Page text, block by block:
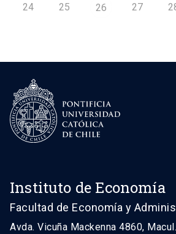
24 25 26 27
Instituto de Economía
Facultad de Economía y
Avda. Vicuña Mackenna 4860,